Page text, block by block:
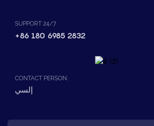
SUPPORT 24/7
+86 180 6985 2832
CONTACT PERSON:
إلسي